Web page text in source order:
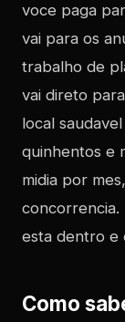
voce paga
vai para os
trabalho de
vai direto
local
quinhentos e
midia por
esta dentro e
Como